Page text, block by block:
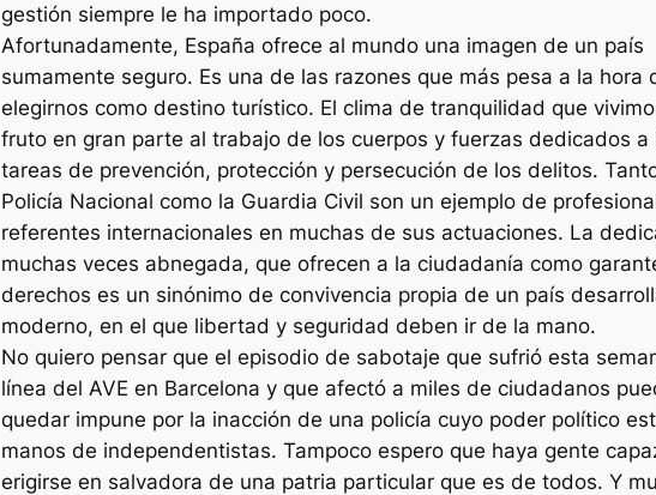
gestión siempre le ha importado poco.
Afortunadamente, España ofrece al mundo una imagen de un país
sumamente seguro. Es una de las razones que más pesa a la hora
elegirnos como destino turístico. El clima de tranquilidad que
fruto en gran parte al trabajo de los cuerpos y fuerzas dedicados a
tareas de prevención, protección y persecución de los delitos.
Policía Nacional como la Guardia Civil son un ejemplo de
referentes internacionales en muchas de sus actuaciones. La
muchas veces abnegada, que ofrecen a la ciudadanía como
derechos es un sinónimo de convivencia propia de un país
moderno, en el que libertad y seguridad deben ir de la mano.
No quiero pensar que el episodio de sabotaje que sufrió esta
línea del AVE en Barcelona y que afectó a miles de ciudadanos
quedar impune por la inacción de una policía cuyo poder político
manos de independentistas. Tampoco espero que haya gente
erigirse en salvadora de una patria particular que es de todos. Y